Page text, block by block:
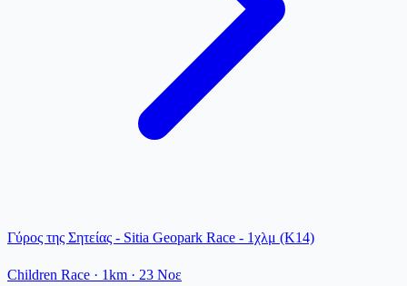
Γύρος της Σητείας - Sitia Geopark Race - 1χλμ (Κ14)
Children Race · 1km · 23 Νοε